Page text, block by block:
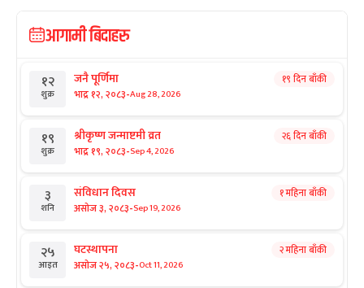
आगामी बिदाहरु
१२
शुक्र
जनै पूर्णिमा
भाद्र १२, २०८३-Aug 28, 2026
१९ दिन बाँकी
१९
शुक्र
श्रीकृष्ण जन्माष्टमी व्रत
भाद्र १९, २०८३-Sep 4, 2026
२६ दिन बाँकी
३
शनि
संविधान दिवस
असोज ३, २०८३-Sep 19, 2026
१ महिना बाँकी
२५
आइत
घटस्थापना
असोज २५, २०८३-Oct 11, 2026
२ महिना बाँकी